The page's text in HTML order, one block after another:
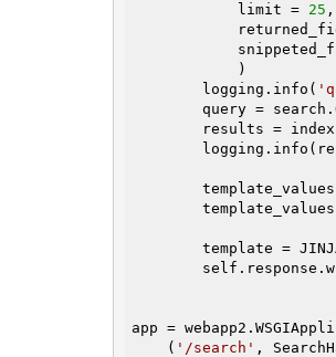
            limit =
25 ,
        logging.info(
        template_values[
        template_values[
template
app =
    (
'/search' ,